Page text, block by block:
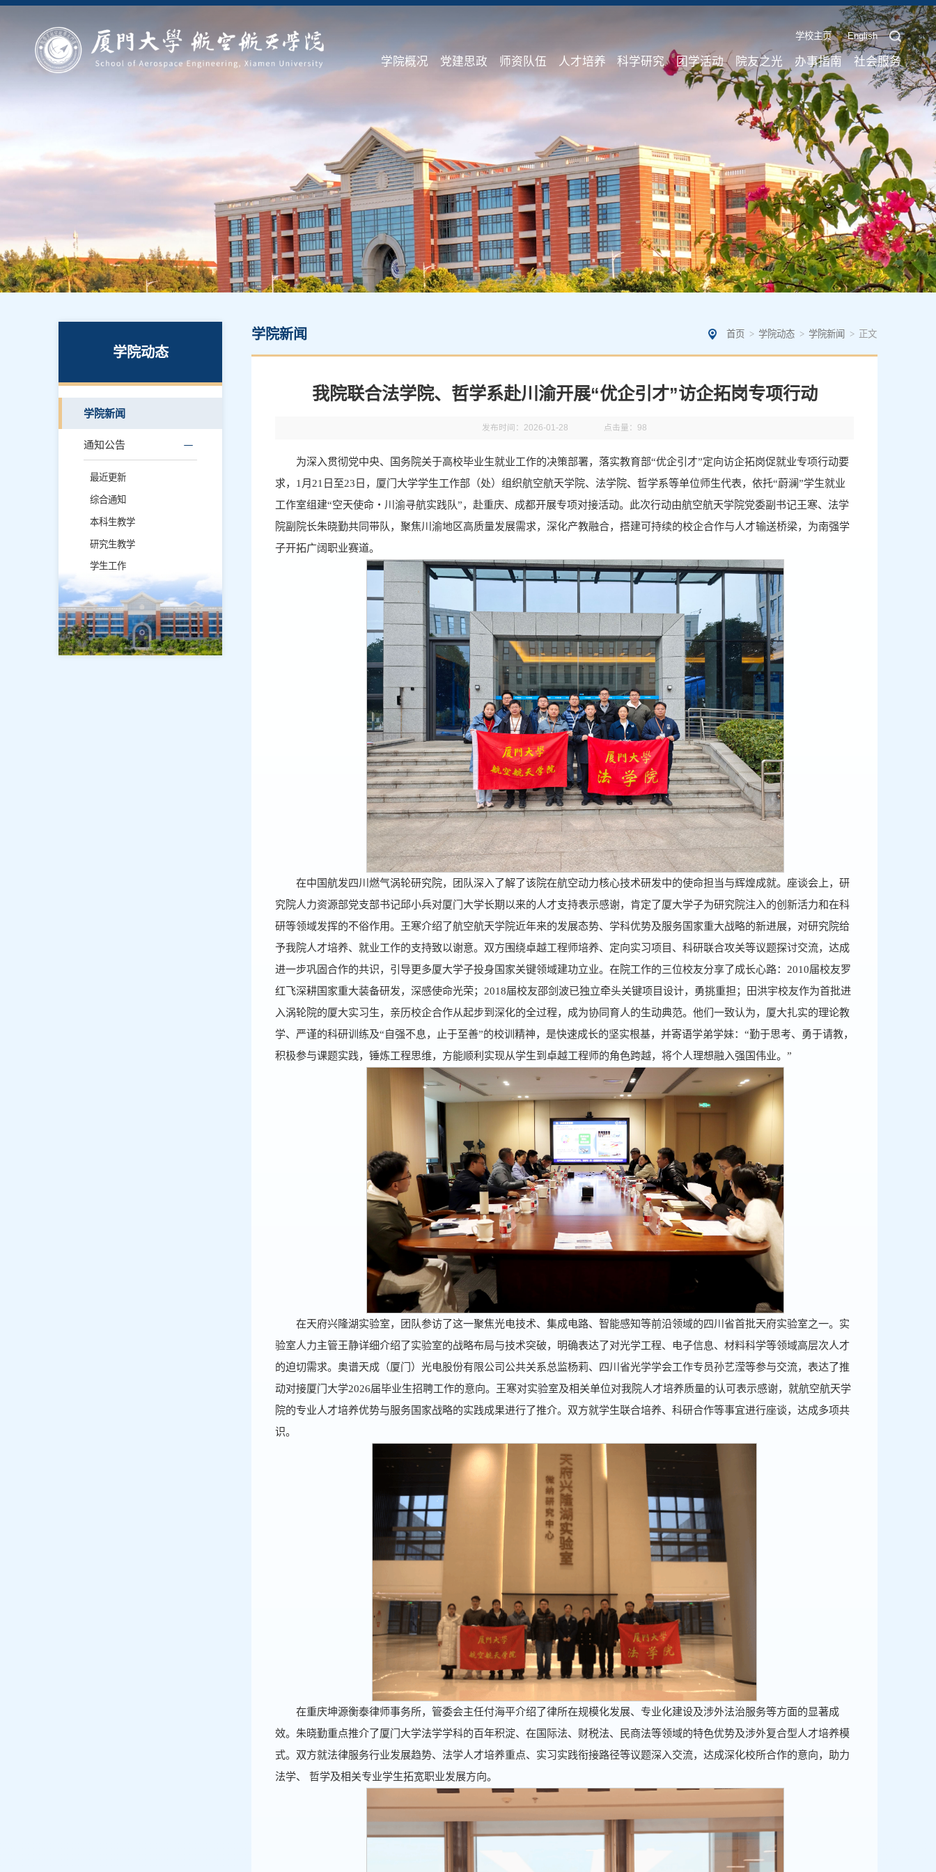
学校主页 English
学院概况 党建思政 师资队伍 人才培养 科学研究 团学活动 院友之光 办事指南 社会服务
学院动态
学院新闻
通知公告
最近更新
综合通知
本科生教学
研究生教学
学生工作
学院新闻 首页 > 学院动态 > 学院新闻 > 正文
我院联合法学院、哲学系赴川渝开展“优企引才”访企拓岗专项行动
发布时间：2026-01-28 点击量： 98
为深入贯彻党中央、国务院关于高校毕业生就业工作的决策部署，落实教育部“优企引才”定向访企拓岗促就业专项行动要
求，1月21日至23日，厦门大学学生工作部（处）组织航空航天学院、法学院、哲学系等单位师生代表，依托“蔚澜”学生就业
工作室组建“空天使命・川渝寻航实践队”，赴重庆、成都开展专项对接活动。此次行动由航空航天学院党委副书记王寒、法学
院副院长朱晓勤共同带队，聚焦川渝地区高质量发展需求，深化产教融合，搭建可持续的校企合作与人才输送桥梁，为南强学
子开拓广阔职业赛道。
在中国航发四川燃气涡轮研究院，团队深入了解了该院在航空动力核心技术研发中的使命担当与辉煌成就。座谈会上，研
究院人力资源部党支部书记邱小兵对厦门大学长期以来的人才支持表示感谢，肯定了厦大学子为研究院注入的创新活力和在科
研等领域发挥的不俗作用。王寒介绍了航空航天学院近年来的发展态势、学科优势及服务国家重大战略的新进展，对研究院给
予我院人才培养、就业工作的支持致以谢意。双方围绕卓越工程师培养、定向实习项目、科研联合攻关等议题探讨交流，达成
进一步巩固合作的共识，引导更多厦大学子投身国家关键领域建功立业。在院工作的三位校友分享了成长心路：2010届校友罗
红飞深耕国家重大装备研发，深感使命光荣；2018届校友邵剑波已独立牵头关键项目设计，勇挑重担；田洪宇校友作为首批进
入涡轮院的厦大实习生，亲历校企合作从起步到深化的全过程，成为协同育人的生动典范。他们一致认为，厦大扎实的理论教
学、严谨的科研训练及“自强不息，止于至善”的校训精神，是快速成长的坚实根基，并寄语学弟学妹：“勤于思考、勇于请教，
积极参与课题实践，锤炼工程思维，方能顺利实现从学生到卓越工程师的角色跨越，将个人理想融入强国伟业。”
在天府兴隆湖实验室，团队参访了这一聚焦光电技术、集成电路、智能感知等前沿领域的四川省首批天府实验室之一。实
验室人力主管王静详细介绍了实验室的战略布局与技术突破，明确表达了对光学工程、电子信息、材料科学等领域高层次人才
的迫切需求。‌奥谱天成（厦门）光电股份有限公司‌公共关系总监杨莉、四川省光学学会工作专员孙艺滢等参与交流，表达了推
动对接厦门大学2026届毕业生招聘工作的意向。王寒对实验室及相关单位对我院人才培养质量的认可表示感谢，就航空航天学
院的专业人才培养优势与服务国家战略的实践成果进行了推介。双方就学生联合培养、科研合作等事宜进行座谈，达成多项共
识。
在重庆坤源衡泰律师事务所，管委会主任付海平介绍了律所在规模化发展、专业化建设及涉外法治服务等方面的显著成
效。朱晓勤重点推介了厦门大学法学学科的百年积淀、在国际法、财税法、民商法等领域的特色优势及涉外复合型人才培养模
式。双方就法律服务行业发展趋势、法学人才培养重点、实习实践衔接路径等议题深入交流，达成深化校所合作的意向，助力
法学、 哲学及相关专业学生拓宽职业发展方向。